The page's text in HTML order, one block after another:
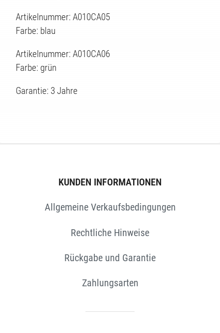
Artikelnummer: A010CA05
Farbe: blau
Artikelnummer: A010CA06
Farbe: grün
Garantie: 3 Jahre
KUNDEN INFORMATIONEN
Allgemeine Verkaufsbedingungen
Rechtliche Hinweise
Rückgabe und Garantie
Zahlungsarten